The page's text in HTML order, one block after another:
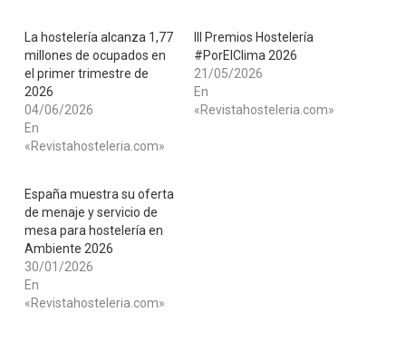
La hostelería alcanza 1,77
millones de ocupados en
el primer trimestre de
2026
04/06/2026
En
«Revistahosteleria.com»
III Premios Hostelería
#PorElClima 2026
21/05/2026
En
«Revistahosteleria.com»
España muestra su oferta
de menaje y servicio de
mesa para hostelería en
Ambiente 2026
30/01/2026
En
«Revistahosteleria.com»